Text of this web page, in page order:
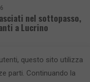
nel sottopasso,
a Lucrino
questo sito utilizza
parti. Continuando la